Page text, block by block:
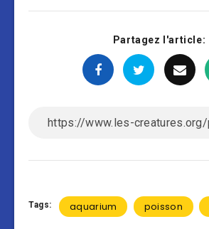
Partagez l'article:
Tags: aquarium poisson